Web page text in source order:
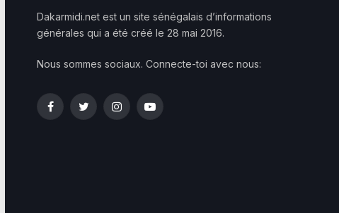
Dakarmidi.net est un site sénégalais d’informations
générales qui a été créé le 28 mai 2016.
Nous sommes sociaux. Connecte-toi avec nous:
FacebookTwitterInstagramYouTube